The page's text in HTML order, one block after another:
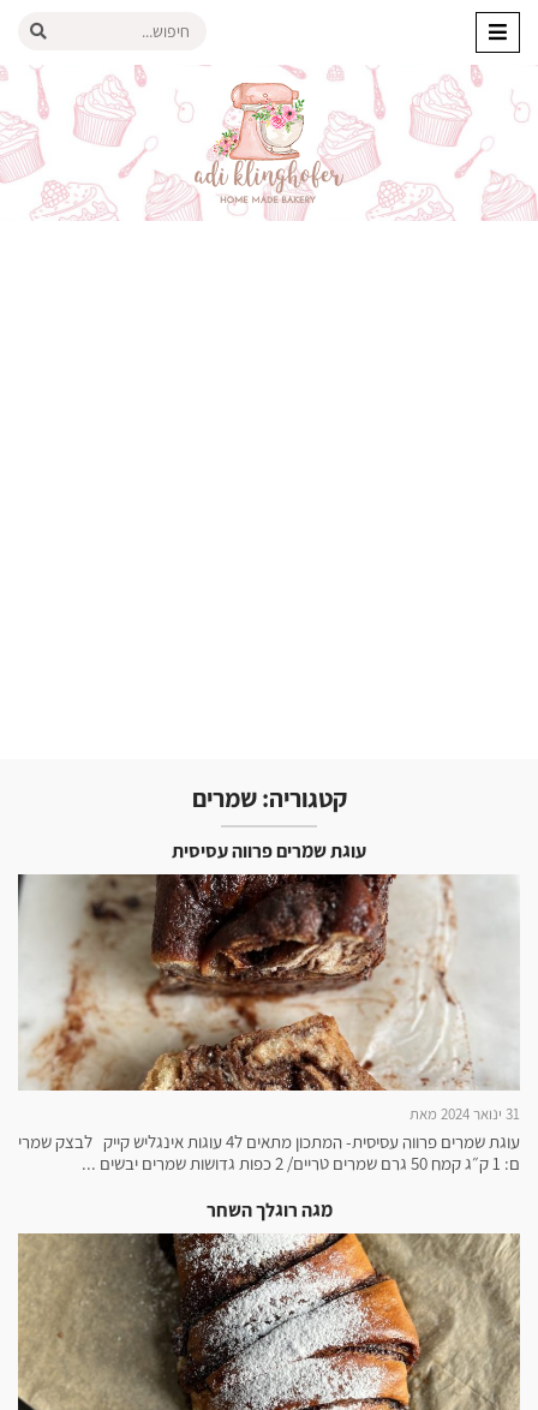
קטגוריה:שמרים
עוגת שמרים פרווה עסיסית
31 ינואר 2024 מאת
עוגת שמרים פרווה עסיסית- המתכון מתאים ל4 עוגות אינגליש קייק לבצק שמרי
ם: 1 ק״ג קמח 50 גרם שמרים טריים/ 2 כפות גדושות שמרים יבשים ...
מגה רוגלך השחר